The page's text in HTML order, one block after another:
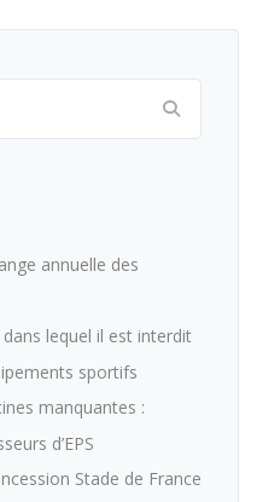
annuelle des
lequel il est interdit
sportifs
manquantes :
d’EPS
Stade de France